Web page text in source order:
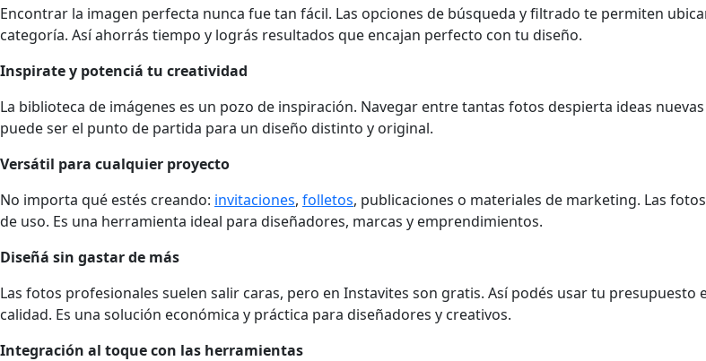
Encontrar la imagen perfecta nunca fue tan fácil. Las opciones de búsqueda y filtrado te permiten
categoría. Así ahorrás tiempo y lográs resultados que encajan perfecto con tu diseño.
Inspirate y potenciá tu creatividad
La biblioteca de imágenes es un pozo de inspiración. Navegar entre tantas fotos despierta ideas
puede ser el punto de partida para un diseño distinto y original.
Versátil para cualquier proyecto
No importa qué estés creando: invitaciones, folletos, publicaciones o materiales de marketing. Las
de uso. Es una herramienta ideal para diseñadores, marcas y emprendimientos.
Diseñá sin gastar de más
Las fotos profesionales suelen salir caras, pero en Instavites son gratis. Así podés usar tu
calidad. Es una solución económica y práctica para diseñadores y creativos.
Integración al toque con las herramientas